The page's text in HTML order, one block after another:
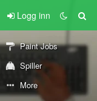
Logg inn
Paint Jobs
Spiller
More